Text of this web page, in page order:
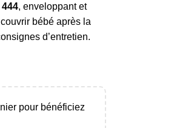
, enveloppant et
bébé après la
d’entretien.
pour bénéficiez